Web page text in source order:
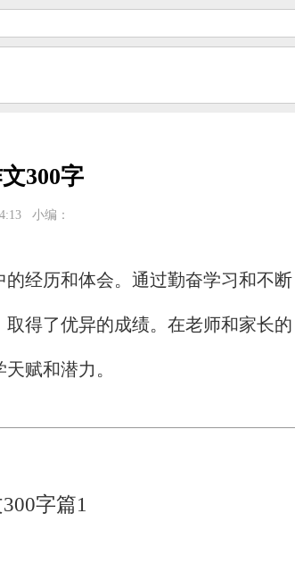
300字
小编：
经历和体会。通过勤奋学习和不断
得了优异的成绩。在老师和家长的
赋和潜力。
字篇1